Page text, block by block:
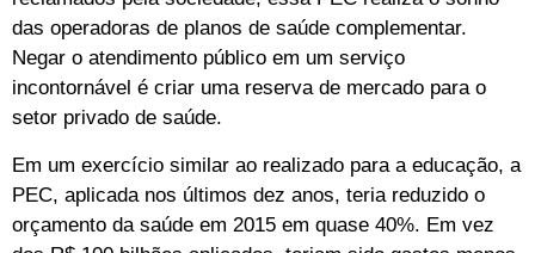
das operadoras de planos de saúde complementar.
Negar o atendimento público em um serviço
incontornável é criar uma reserva de mercado para o
setor privado de saúde.
Em um exercício similar ao realizado para a educação, a
PEC, aplicada nos últimos dez anos, teria reduzido o
orçamento da saúde em 2015 em quase 40%. Em vez